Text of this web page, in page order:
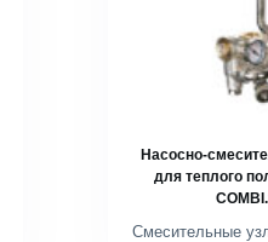
Насосно-
для теплого
Смесительные